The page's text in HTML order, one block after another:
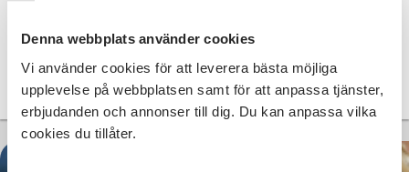
Denna webbplats använder cookies
Vi använder cookies för att leverera bästa möjliga
upplevelse på webbplatsen samt för att anpassa tjänster,
erbjudanden och annonser till dig. Du kan anpassa vilka
cookies du tillåter.
18:00
1 Tillfällen
Läs mer och anmäl